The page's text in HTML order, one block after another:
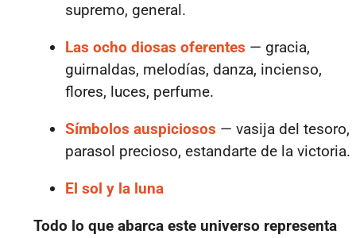
supremo, general.
Las ocho diosas oferentes — gracia,
guirnaldas, melodías, danza, incienso,
flores, luces, perfume.
Símbolos auspiciosos — vasija del tesoro,
parasol precioso, estandarte de la victoria.
El sol y la luna
Todo lo que abarca este universo representa